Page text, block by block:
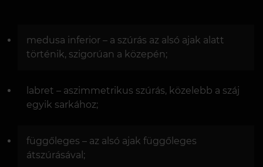
medusa inferior – a szúrás az alsó ajak alatt
történik, szigorúan a közepén;
labret – aszimmetrikus szúrás, közelebb a száj
egyik sarkához;
függőleges – az alsó ajak függőleges
átszúrásával;